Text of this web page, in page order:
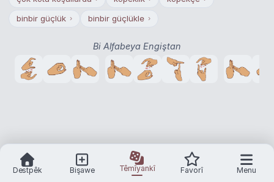
binbir güçlük › binbir güçlükle ›
Bi Alfabeya Engiştan
Destpêk Bişawe Têmîyankî Favorî Menu